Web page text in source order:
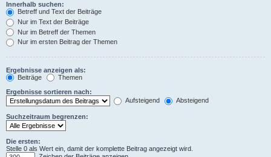
Innerhalb suchen:
Betreff und Text der Beiträge
Nur im Text der Beiträge
Nur im Betreff der Themen
Nur im ersten Beitrag der Themen
Ergebnisse anzeigen als:
Beiträge
Themen
Ergebnisse sortieren nach:
Aufsteigend
Absteigend
Suchzeitraum begrenzen:
Die ersten:
Stelle 0 als Wert ein, damit der komplette Beitrag angezeigt wird.